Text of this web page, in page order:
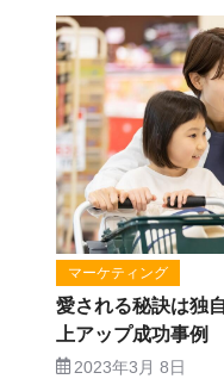
マーケティング
愛される秘訣は独
上アップ成功事例
2023年3月 8日